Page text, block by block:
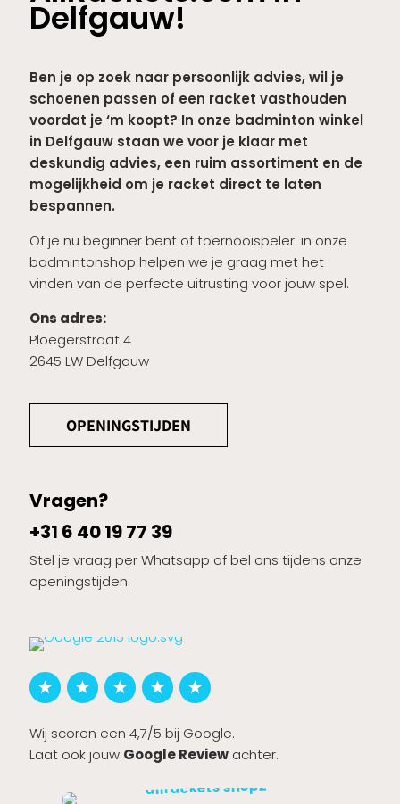
Delfgauw!
Ben je op zoek naar persoonlijk advies, wil je
schoenen passen of een racket vasthouden
voordat je ‘m koopt? In onze badminton winkel
in Delfgauw staan we voor je klaar met
deskundig advies, een ruim assortiment en de
mogelijkheid om je racket direct te laten
bespannen.
Of je nu beginner bent of toernooispeler: in onze
badmintonshop helpen we je graag met het
vinden van de perfecte uitrusting voor jouw spel.
Ons adres:
Ploegerstraat 4
2645 LW Delfgauw
OPENINGSTIJDEN
Vragen?
+31 6 40 19 77 39
Stel je vraag per Whatsapp of bel ons tijdens onze
openingstijden.
Wij scoren een 4,7/5 bij Google.
Laat ook jouw Google Review achter.